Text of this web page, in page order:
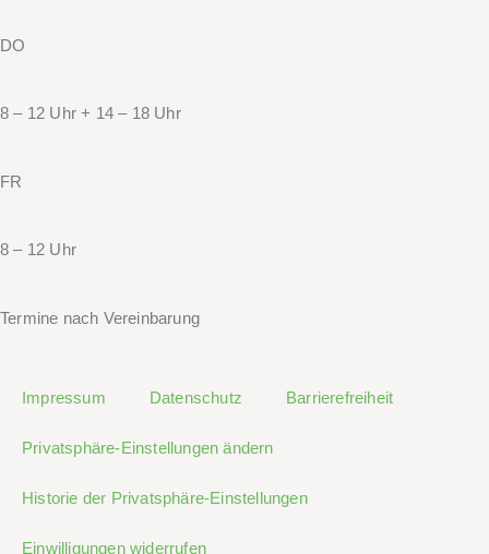
DO
8 – 12 Uhr + 14 – 18 Uhr
FR
8 – 12 Uhr
Termine nach Vereinbarung
Impressum Datenschutz Barrierefreiheit
Privatsphäre-Einstellungen ändern
Historie der Privatsphäre-Einstellungen
Einwilligungen widerrufen